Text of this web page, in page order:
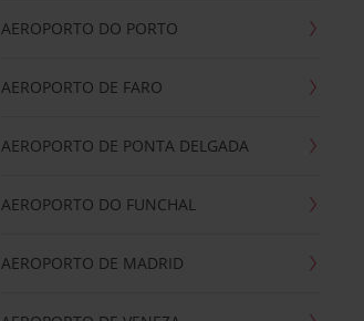
AEROPORTO DO PORTO
AEROPORTO DE FARO
AEROPORTO DE PONTA DELGADA
AEROPORTO DO FUNCHAL
AEROPORTO DE MADRID